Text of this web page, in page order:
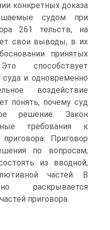
конкретных доказа
судом при
261 тельств, на
свои выводы, в их
принятых
способствует
и одновременно
воздействие
понять, почему суд
решение. Закон
требования к
Приговор
по вопросам,
из вводной,
частей. В
раскрывается
приговора.